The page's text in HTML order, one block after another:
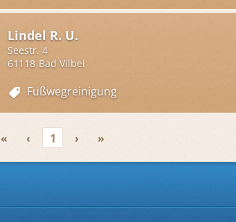
Lindel R. U.
Seestr. 4
61118 Bad Vilbel
Fußwegreinigung
« ‹ 1 › »